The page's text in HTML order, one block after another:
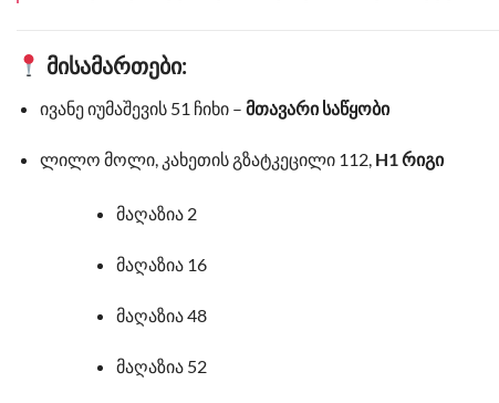
მისამართები:
ივანე იუმაშევის 51 ჩიხი – მთავარი საწყობი
ლილო მოლი, კახეთის გზატკეცილი 112, H1 რიგი
მაღაზია 2
მაღაზია 16
მაღაზია 48
მაღაზია 52